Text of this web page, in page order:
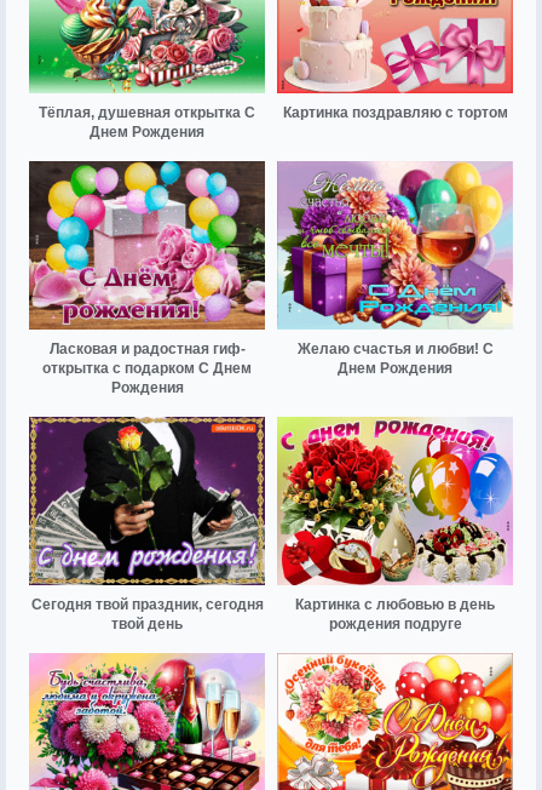
Тёплая, душевная открытка С
Днем Рождения
Картинка поздравляю с тортом
Ласковая и радостная гиф-
открытка с подарком С Днем
Рождения
Желаю счастья и любви! С
Днем Рождения
Сегодня твой праздник, сегодня
твой день
Картинка с любовью в день
рождения подруге